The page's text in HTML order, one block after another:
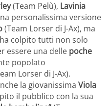
(Team Pelù), Lavinia
personalissima versione
(Team Lorser di J-Ax), ma
colpito tutti non solo
essere una delle poche
popolato
Lorser di J-Ax).
la giovanissima Viola
il pubblico con la sua